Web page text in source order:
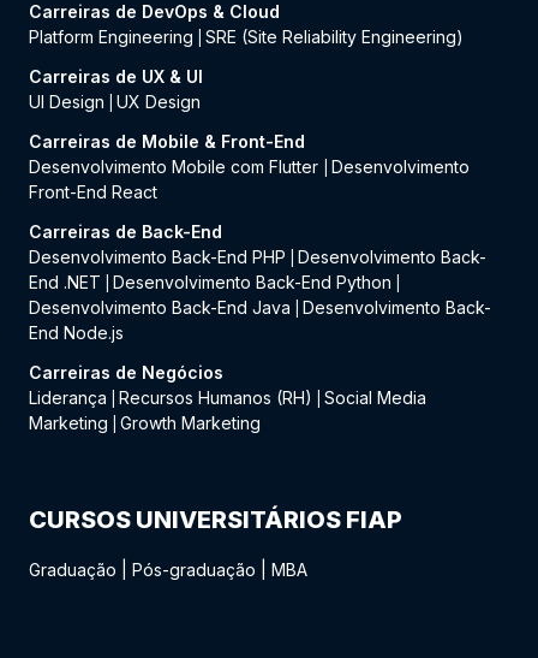
Carreiras de DevOps & Cloud
Platform Engineering
SRE (Site Reliability Engineering)
Carreiras de UX & UI
UI Design
UX Design
Carreiras de Mobile & Front-End
Desenvolvimento Mobile com Flutter
Desenvolvimento
Front-End React
Carreiras de Back-End
Desenvolvimento Back-End PHP
Desenvolvimento Back-
End .NET
Desenvolvimento Back-End Python
Desenvolvimento Back-End Java
Desenvolvimento Back-
End Node.js
Carreiras de Negócios
Liderança
Recursos Humanos (RH)
Social Media
Marketing
Growth Marketing
CURSOS UNIVERSITÁRIOS FIAP
Graduação Pós-graduação MBA